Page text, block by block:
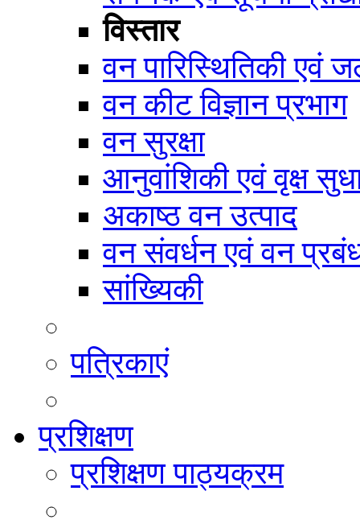
विस्तार
वन पारिस्थितिकी एवं
वन कीट विज्ञान प्रभाग
वन सुरक्षा
आनुवांशिकी एवं वृक्ष
अकाष्ठ वन उत्पाद
वन संवर्धन एवं वन
सांख्यिकी
पत्रिकाएं
प्रशिक्षण
प्रशिक्षण पाठ्यक्रम